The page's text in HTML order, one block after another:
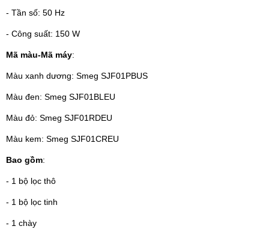
- Tần số: 50 Hz
- Công suất: 150 W
Mã màu-Mã máy:
Màu xanh dương: Smeg SJF01PBUS
Màu đen: Smeg SJF01BLEU
Màu đỏ: Smeg SJF01RDEU
Màu kem: Smeg SJF01CREU
Bao gồm:
- 1 bộ lọc thô
- 1 bộ lọc tinh
- 1 chày